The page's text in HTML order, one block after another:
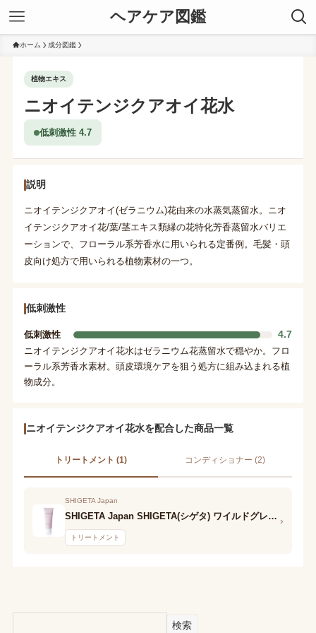
ヘアケア図鑑
ホーム 成分図鑑
植物エキス
ニオイテンジクアオイ花水
低刺激性 4.7
説明
ニオイテンジクアオイ(ゼラニウム)花由来の水蒸気蒸留水。ニオ
イテンジクアオイ花/葉/茎エキス類縁の花特化芳香蒸留水バリエ
ーションで、フローラル系芳香水に用いられる定番例。毛髪・頭
皮向け処方で用いられる植物素材の一つ。
低刺激性
低刺激性 4.7
ニオイテンジクアオイ花水はゼラニウム花蒸留水で穏やか。フロ
ーラル系芳香水素材。頭皮環境ケアを狙う処方に組み込まれる植
物成分。
ニオイテンジクアオイ花水を配合した商品一覧
トリートメント (1) コンディショナー (2)
SHIGETA Japan
SHIGETA Japan SHIGETA(シゲタ) ワイルドグレース ディープトリートメントヘアマスク
トリートメント
›
検索